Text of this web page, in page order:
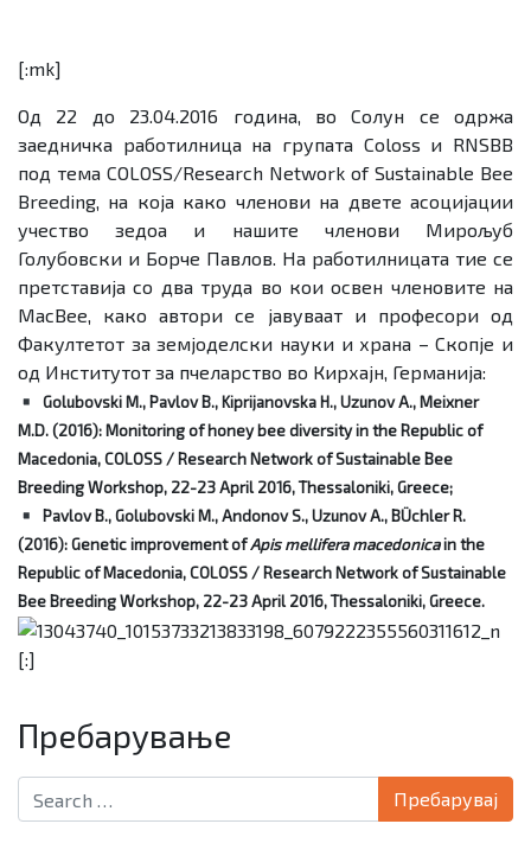
[:mk]
Од 22 до 23.04.2016 година, во Солун се одржа
заедничка работилница на групата Coloss и RNSBB
под тема COLOSS/Research Network of Sustainable Bee
Breeding, на која како членови на двете асоцијации
учество зедоа и нашите членови Мирољуб
Голубовски и Борче Павлов. На работилницата тие се
претставија со два труда во кои освен членовите на
MacBee, како автори се јавуваат и професори од
Факултетот за земјоделски науки и храна – Скопје и
од Институтот за пчеларство во Кирхајн, Германија:
Golubovski M., Pavlov B., Kiprijanovska H., Uzunov A., Meixner
M.D. (2016): Monitoring of honey bee diversity in the Republic of
Macedonia,COLOSS / Research Network of Sustainable Bee
Breeding Workshop, 22-23 April 2016, Thessaloniki, Greece;
Pavlov B.,Golubovski M.,Andonov S., Uzunov A.,BÜchler R.
(2016): Genetic improvement ofApis mellifera macedonicain the
Republic of Macedonia,COLOSS / Research Network of Sustainable
Bee Breeding Workshop, 22-23 April 2016, Thessaloniki, Greece.
[:]
Пребарување
Search for: